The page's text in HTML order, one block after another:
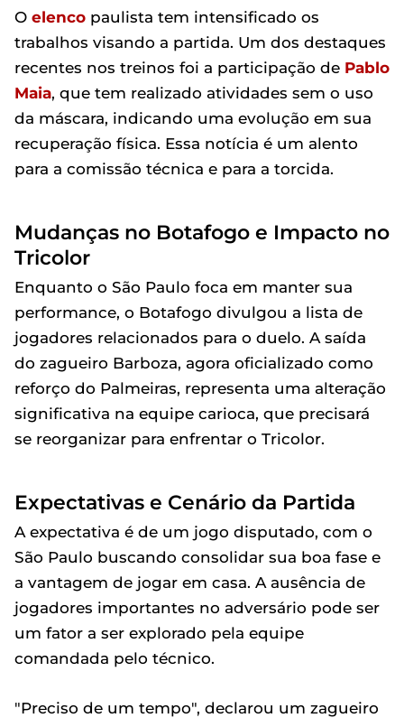
O elenco paulista tem intensificado os
trabalhos visando a partida. Um dos destaques
recentes nos treinos foi a participação de Pablo
Maia, que tem realizado atividades sem o uso
da máscara, indicando uma evolução em sua
recuperação física. Essa notícia é um alento
para a comissão técnica e para a torcida.
Mudanças no Botafogo e Impacto no
Tricolor
Enquanto o São Paulo foca em manter sua
performance, o Botafogo divulgou a lista de
jogadores relacionados para o duelo. A saída
do zagueiro Barboza, agora oficializado como
reforço do Palmeiras, representa uma alteração
significativa na equipe carioca, que precisará
se reorganizar para enfrentar o Tricolor.
Expectativas e Cenário da Partida
A expectativa é de um jogo disputado, com o
São Paulo buscando consolidar sua boa fase e
a vantagem de jogar em casa. A ausência de
jogadores importantes no adversário pode ser
um fator a ser explorado pela equipe
comandada pelo técnico.
"Preciso de um tempo", declarou um zagueiro